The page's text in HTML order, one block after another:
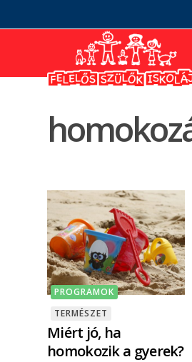
PROGRAMOK
TERMÉSZET
Miért jó, ha
homokozik a gyerek?